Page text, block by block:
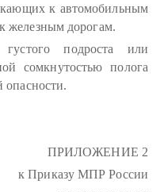
к автомобильным
железным дорогам.
подроста или
сомкнутостью полога
опасности.
ПРИЛОЖЕНИЕ 2
к Приказу МПР России